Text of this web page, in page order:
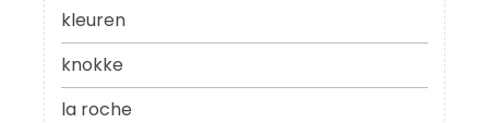
kleuren
knokke
la roche